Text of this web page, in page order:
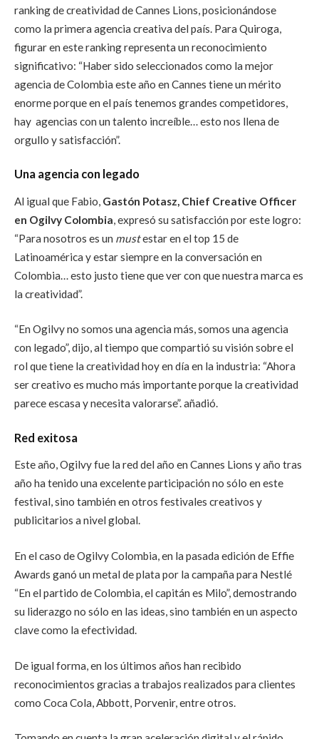
ranking de creatividad de Cannes Lions, posicionándose
como la primera agencia creativa del país. Para Quiroga,
figurar en este ranking representa un reconocimiento
significativo: “Haber sido seleccionados como la mejor
agencia de Colombia este año en Cannes tiene un mérito
enorme porque en el país tenemos grandes competidores,
hay agencias con un talento increíble… esto nos llena de
orgullo y satisfacción”.
Una agencia con legado
Al igual que Fabio, Gastón Potasz, Chief Creative Officer
en Ogilvy Colombia, expresó su satisfacción por este logro:
“Para nosotros es un mustestar en el top 15 de
Latinoamérica y estar siempre en la conversación en
Colombia… esto justo tiene que ver con que nuestra marca es
la creatividad”.
“En Ogilvy no somos una agencia más, somos una agencia
con legado”, dijo, al tiempo que compartió su visión sobre el
rol que tiene la creatividad hoy en día en la industria: “Ahora
ser creativo es mucho más importante porque la creatividad
parece escasa y necesita valorarse”. añadió.
Red exitosa
Este año, Ogilvy fue la red del año en Cannes Lions y año tras
año ha tenido una excelente participación no sólo en este
festival, sino también en otros festivales creativos y
publicitarios a nivel global.
En el caso de Ogilvy Colombia, en la pasada edición de Effie
Awards ganó un metal de plata por la campaña para Nestlé
“En el partido de Colombia, el capitán es Milo”, demostrando
su liderazgo no sólo en las ideas, sino también en un aspecto
clave como la efectividad.
De igual forma, en los últimos años han recibido
reconocimientos gracias a trabajos realizados para clientes
como Coca Cola, Abbott, Porvenir, entre otros.